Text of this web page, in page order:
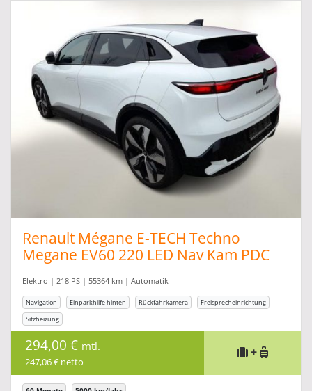
Renault Mégane E-TECH Techno
Megane EV60 220 LED Nav Kam PDC
Elektro | 218 PS | 55364 km | Automatik
Navigation Einparkhilfe hinten Rückfahrkamera
Freisprecheinrichtung
Sitzheizung
294,00 € mtl.
247,06 € netto
+